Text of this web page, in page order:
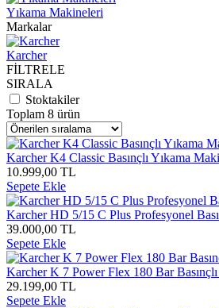
Yıkama Makineleri
Markalar
Karcher
FİLTRELE
SIRALA
Stoktakiler
Toplam 8 ürün
Karcher K4 Classic Basınçlı Yıkama
10.999,00 TL
Sepete Ekle
Karcher HD 5/15 C Plus Profesyonel
39.000,00 TL
Sepete Ekle
Karcher K 7 Power Flex 180 Bar
29.199,00 TL
Sepete Ekle